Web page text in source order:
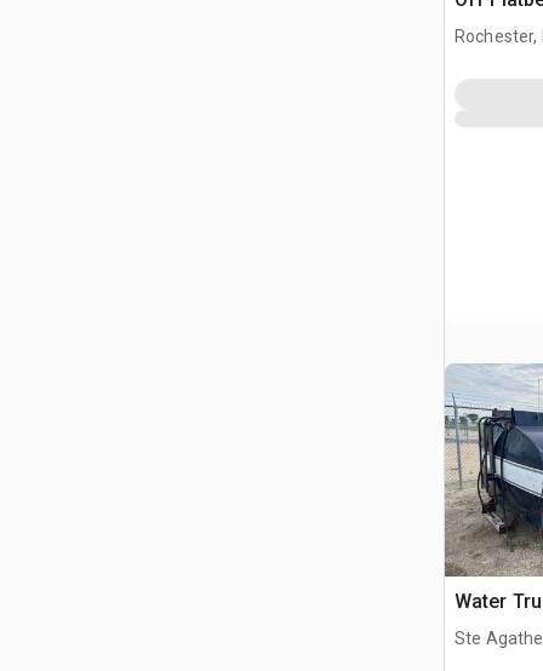
Rochester,
Water
Ste